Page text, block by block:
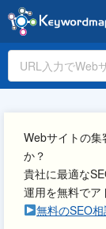
Webサイトの集
か？
貴社に最適な
運用を無料でア
無料のSEO